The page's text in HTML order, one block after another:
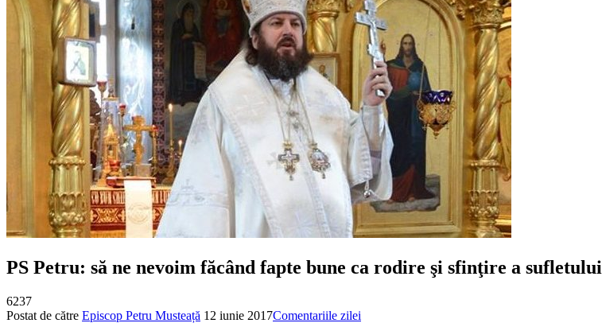
PS Petru: să ne nevoim făcând fapte bune ca rodire şi sfinţire a sufletului
6237
Postat de către Episcop Petru Musteață 12 iunie 2017Comentariile zilei